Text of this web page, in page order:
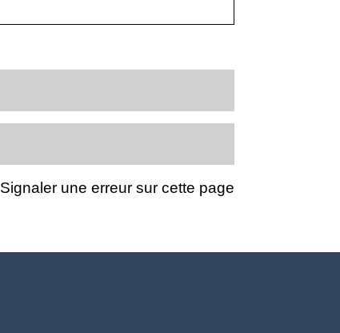
Signaler une erreur sur cette page